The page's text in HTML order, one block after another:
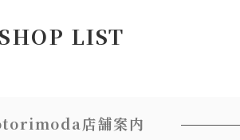
SHOP LIST
店舗案内